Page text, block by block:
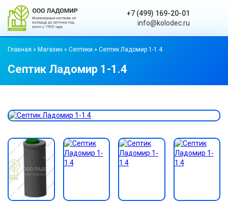
+7 (499) 169-20-01
info@kolodec.ru
Главная » Магазин » Септики » Септик Ладомир 1-1.4
Септик Ладомир 1-1.4